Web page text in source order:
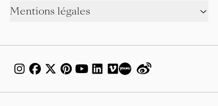
Mentions légales